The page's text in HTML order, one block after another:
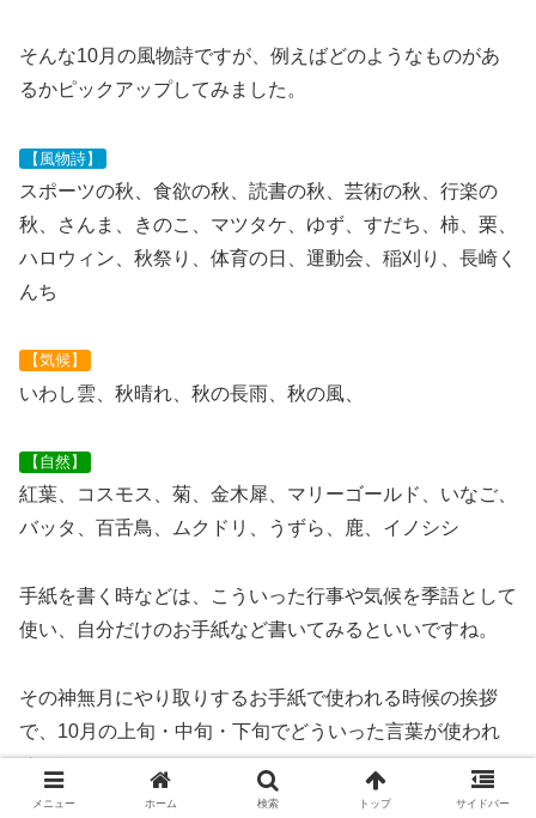
そんな10月の風物詩ですが、例えばどのようなものがあ
るかピックアップしてみました。
【風物詩】
スポーツの秋、食欲の秋、読書の秋、芸術の秋、行楽の
秋、さんま、きのこ、マツタケ、ゆず、すだち、柿、栗、
ハロウィン、秋祭り、体育の日、運動会、稲刈り、長崎く
んち
【気候】
いわし雲、秋晴れ、秋の長雨、秋の風、
【自然】
紅葉、コスモス、菊、金木犀、マリーゴールド、いなご、
バッタ、百舌鳥、ムクドリ、うずら、鹿、イノシシ
手紙を書く時などは、こういった行事や気候を季語として
使い、自分だけのお手紙など書いてみるといいですね。
その神無月にやり取りするお手紙で使われる時候の挨拶
で、10月の上旬・中旬・下旬でどういった言葉が使われ
るのか。
メニュー ホーム 検索 トップ サイドバー